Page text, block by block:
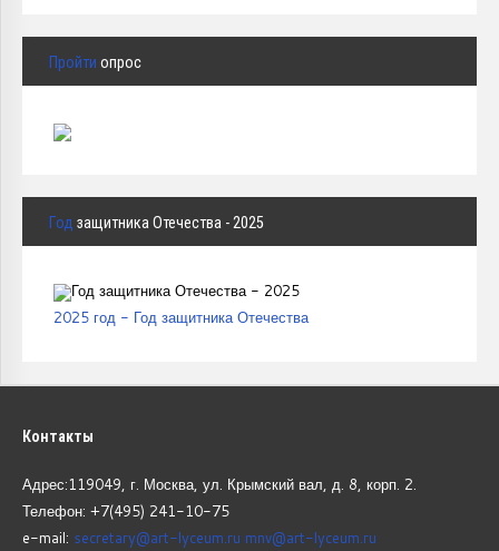
Пройти опрос
Год защитника Отечества - 2025
2025 год - Год защитника Отечества
Контакты
Адрес:119049, г. Москва, ул. Крымский вал, д. 8, корп. 2.
Телефон: +7(495) 241-10-75
e-mail: secretary@art-lyceum.ru mnv@art-lyceum.ru